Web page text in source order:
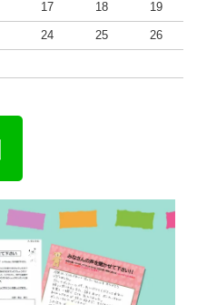
17 18 19
24 25 26